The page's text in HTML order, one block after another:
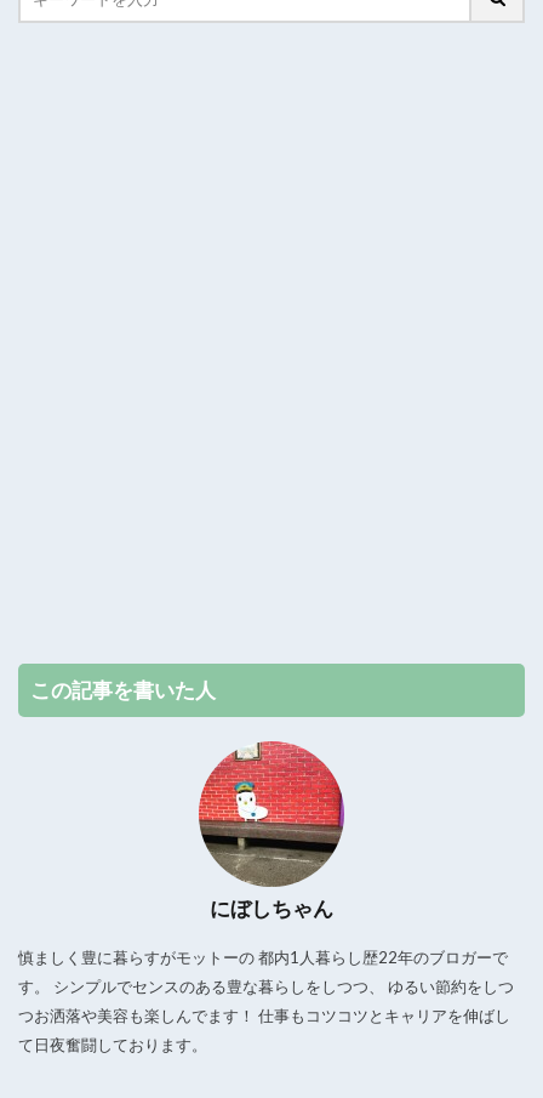
この記事を書いた人
にぼしちゃん
慎ましく豊に暮らすがモットーの 都内1人暮らし歴22年のブロガーで
す。 シンプルでセンスのある豊な暮らしをしつつ、 ゆるい節約をしつ
つお洒落や美容も楽しんでます！ 仕事もコツコツとキャリアを伸ばし
て日夜奮闘しております。